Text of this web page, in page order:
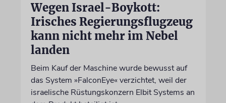
Wegen Israel-Boykott:
Irisches Regierungsflugzeug
kann nicht mehr im Nebel
landen
Beim Kauf der Maschine wurde bewusst auf
das System »FalconEye« verzichtet, weil der
israelische Rüstungskonzern Elbit Systems an